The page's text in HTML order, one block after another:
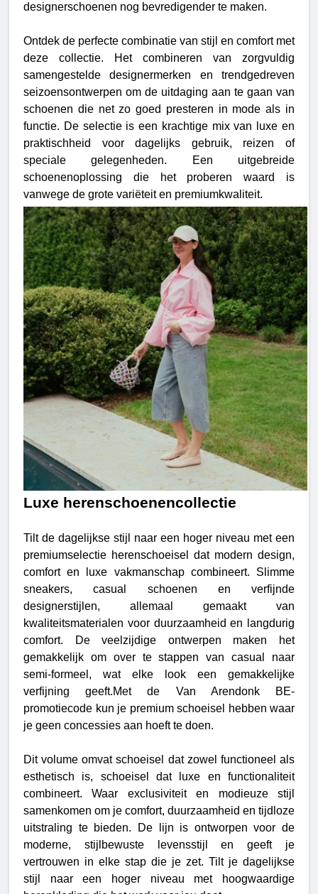
designerschoenen nog bevredigender te maken.
Ontdek de perfecte combinatie van stijl en comfort met
deze collectie.
Het combineren van zorgvuldig
samengestelde designermerken en trendgedreven
seizoensontwerpen om de uitdaging aan te gaan van
schoenen die net zo goed presteren in mode als in
functie. De selectie is een krachtige mix van luxe en
praktischheid voor dagelijks gebruik, reizen of
speciale gelegenheden. Een uitgebreide
schoenenoplossing die het proberen waard is
vanwege de grote variëteit en premiumkwaliteit.
Luxe herenschoenencollectie
Tilt de dagelijkse stijl naar een hoger niveau met een
premiumselectie herenschoeisel dat modern design,
comfort en luxe vakmanschap combineert. Slimme
sneakers, casual schoenen en verfijnde
designerstijlen, allemaal gemaakt van
kwaliteitsmaterialen voor duurzaamheid en langdurig
comfort. De veelzijdige ontwerpen maken het
gemakkelijk om over te stappen van casual naar
semi-formeel, wat elke look een gemakkelijke
verfijning geeft.Met de Van Arendonk BE-
promotiecode kun je premium schoeisel hebben waar
je geen concessies aan hoeft te doen.
Dit volume omvat schoeisel dat zowel functioneel als
esthetisch is, schoeisel dat luxe en functionaliteit
combineert.Waar exclusiviteit en modieuze stijl
samenkomen om je comfort, duurzaamheid en tijdloze
uitstraling te bieden. De lijn is ontworpen voor de
moderne, stijlbewuste levensstijl en geeft je
vertrouwen in elke stap die je zet. Tilt je dagelijkse
stijl naar een hoger niveau met hoogwaardige